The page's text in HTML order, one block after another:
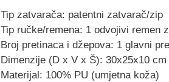
Tip zatvarača: patentni zatvarač/zip
Tip ručke/remena: 1 odvojivi remen
Broj pretinaca i džepova: 1 glavni
Dimenzije (D x V x Š): 30x25x10 cm
Materijal: 100% PU (umjetna koža)